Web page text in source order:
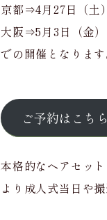
京都⇒4月27日（土
大阪⇒5月3日（金）
での開催となります
ご予約はこち
本格的なヘアセッ
より成人式当日や